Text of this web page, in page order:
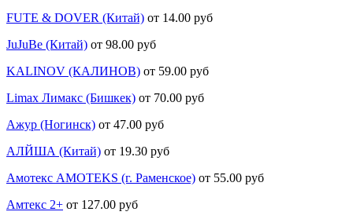
FUTE & DOVER (Китай) от 14.00 руб
JuJuBe (Китай) от 98.00 руб
KALINOV (КАЛИНОВ) от 59.00 руб
Limax Лимакс (Бишкек) от 70.00 руб
Ажур (Ногинск) от 47.00 руб
АЛЙША (Китай) от 19.30 руб
Амотекс AMOTEKS (г. Раменское) от 55.00 руб
Амтекс 2+ от 127.00 руб